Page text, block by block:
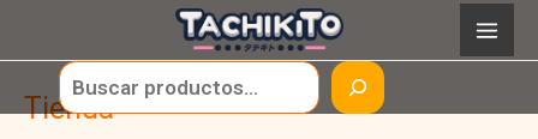
al
contenidoBuscar
Tienda